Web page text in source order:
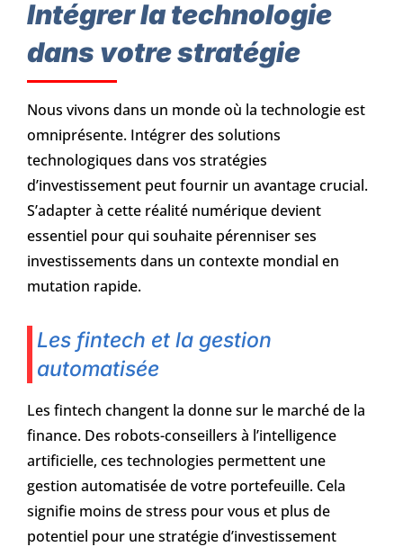
Intégrer la technologie
dans votre stratégie
Nous vivons dans un monde où la technologie est
omniprésente. Intégrer des solutions
technologiques dans vos stratégies
d’investissement peut fournir un avantage crucial.
S’adapter à cette réalité numérique devient
essentiel pour qui souhaite pérenniser ses
investissements dans un contexte mondial en
mutation rapide.
Les fintech et la gestion
automatisée
Les fintech changent la donne sur le marché de la
finance. Des robots-conseillers à l’intelligence
artificielle, ces technologies permettent une
gestion automatisée de votre portefeuille. Cela
signifie moins de stress pour vous et plus de
potentiel pour une stratégie d’investissement